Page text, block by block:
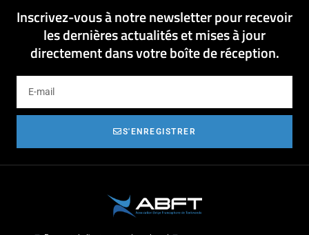
Inscrivez-vous à notre newsletter pour recevoir
les dernières actualités et mises à jour
directement dans votre boîte de réception.
S'ENREGISTRER